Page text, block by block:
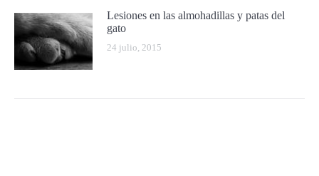
Lesiones en las almohadillas y patas del
gato
24 julio, 2015